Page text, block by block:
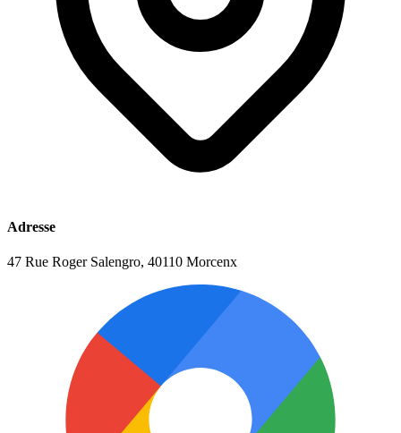
Adresse
47 Rue Roger Salengro, 40110 Morcenx